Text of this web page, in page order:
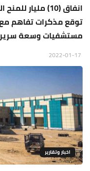
انفاق (10) مليار
توقع مذكرات تفاهم
مستشفيات وسعة
اخبار وتقارير